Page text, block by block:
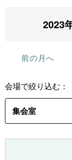
前の月へ
2023
会場で絞り込む：